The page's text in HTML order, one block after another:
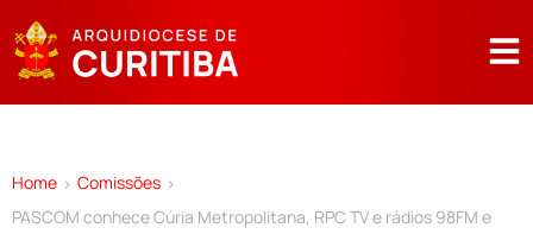
Home > Comissões >
PASCOM conhece Cúria Metropolitana, RPC TV e rádios 98FM e